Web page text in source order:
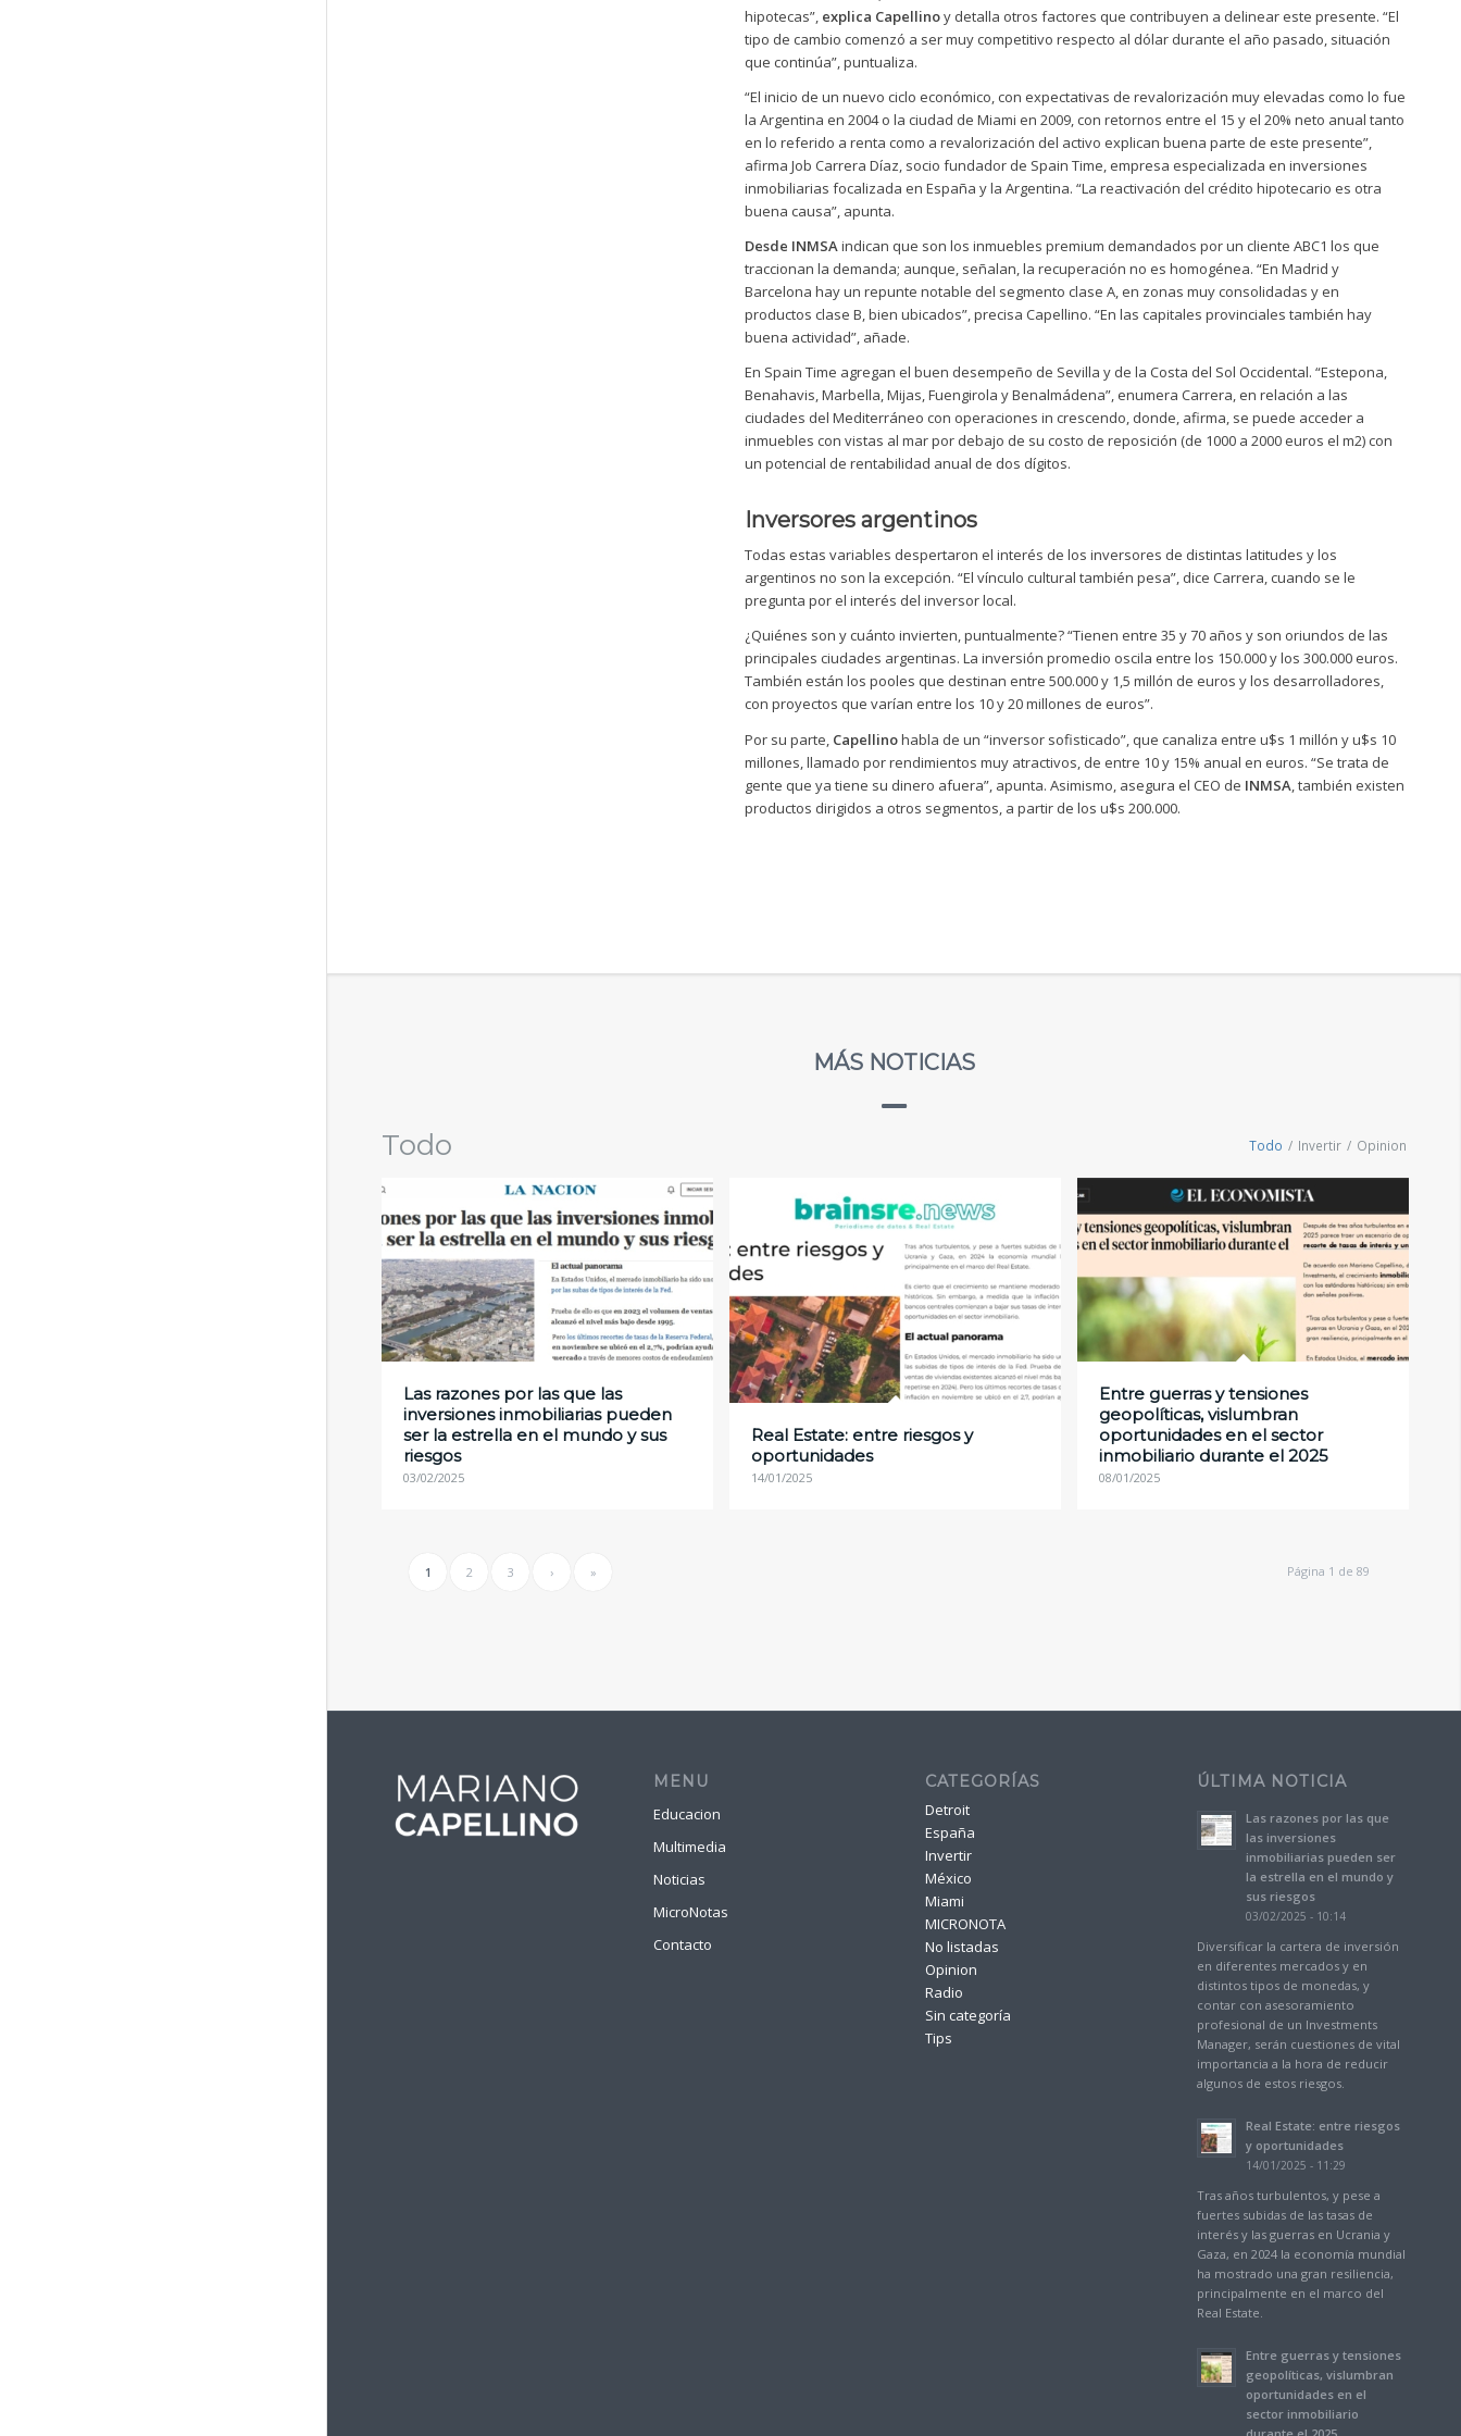
hipotecas”, explica Capellinoy detalla otros factores que contribuyen a delinear este presente. “El
tipo de cambio comenzó a ser muy competitivo respecto al dólar durante el año pasado, situación
que continúa”, puntualiza.
“El inicio de un nuevo ciclo económico, con expectativas de revalorización muy elevadas como lo fue
la Argentina en 2004 o la ciudad de Miami en 2009, con retornos entre el 15 y el 20% neto anual tanto
en lo referido a renta como a revalorización del activo explican buena parte de este presente”,
afirma Job Carrera Díaz, socio fundador de Spain Time, empresa especializada en inversiones
inmobiliarias focalizada en España y la Argentina. “La reactivación del crédito hipotecario es otra
buena causa”, apunta.
Desde INMSAindican que son los inmuebles premium demandados por un cliente ABC1 los que
traccionan la demanda; aunque, señalan, la recuperación no es homogénea. “En Madrid y
Barcelona hay un repunte notable del segmento clase A, en zonas muy consolidadas y en
productos clase B, bien ubicados”, precisa Capellino. “En las capitales provinciales también hay
buena actividad”, añade.
En Spain Time agregan el buen desempeño de Sevilla y de la Costa del Sol Occidental. “Estepona,
Benahavis, Marbella, Mijas, Fuengirola y Benalmádena”, enumera Carrera, en relación a las
ciudades del Mediterráneo con operaciones in crescendo, donde, afirma, se puede acceder a
inmuebles con vistas al mar por debajo de su costo de reposición (de 1000 a 2000 euros el m2) con
un potencial de rentabilidad anual de dos dígitos.
Inversores argentinos
Todas estas variables despertaron el interés de los inversores de distintas latitudes y los
argentinos no son la excepción. “El vínculo cultural también pesa”, dice Carrera, cuando se le
pregunta por el interés del inversor local.
¿Quiénes son y cuánto invierten, puntualmente? “Tienen entre 35 y 70 años y son oriundos de las
principales ciudades argentinas. La inversión promedio oscila entre los 150.000 y los 300.000 euros.
También están los pooles que destinan entre 500.000 y 1,5 millón de euros y los desarrolladores,
con proyectos que varían entre los 10 y 20 millones de euros”.
Por su parte, Capellinohabla de un “inversor sofisticado”, que canaliza entre u$s 1 millón y u$s 10
millones, llamado por rendimientos muy atractivos, de entre 10 y 15% anual en euros. “Se trata de
gente que ya tiene su dinero afuera”, apunta. Asimismo, asegura el CEO de INMSA , también existen
productos dirigidos a otros segmentos, a partir de los u$s 200.000.
MÁS NOTICIAS
Todo Todo / Invertir / Opinion
Las razones por las que las
inversiones inmobiliarias pueden
ser la estrella en el mundo y sus
riesgos
03/02/2025
Real Estate: entre riesgos y
oportunidades
14/01/2025
Entre guerras y tensiones
geopolíticas, vislumbran
oportunidades en el sector
inmobiliario durante el 2025
08/01/2025
Página 1 de 89
1 2 3 › »
MENU
Educacion
Multimedia
Noticias
MicroNotas
Contacto
CATEGORÍAS
Detroit
España
Invertir
México
Miami
MICRONOTA
No listadas
Opinion
Radio
Sin categoría
Tips
ÚLTIMA NOTICIA
Las razones por las que
las inversiones
inmobiliarias pueden ser
la estrella en el mundo y
sus riesgos
03/02/2025 - 10:14
Diversificar la cartera de inversión
en diferentes mercados y en
distintos tipos de monedas, y
contar con asesoramiento
profesional de un Investments
Manager, serán cuestiones de vital
importancia a la hora de reducir
algunos de estos riesgos.
Real Estate: entre riesgos
y oportunidades
14/01/2025 - 11:29
Tras años turbulentos, y pese a
fuertes subidas de las tasas de
interés y las guerras en Ucrania y
Gaza, en 2024 la economía mundial
ha mostrado una gran resiliencia,
principalmente en el marco del
Real Estate.
Entre guerras y tensiones
geopolíticas, vislumbran
oportunidades en el
sector inmobiliario